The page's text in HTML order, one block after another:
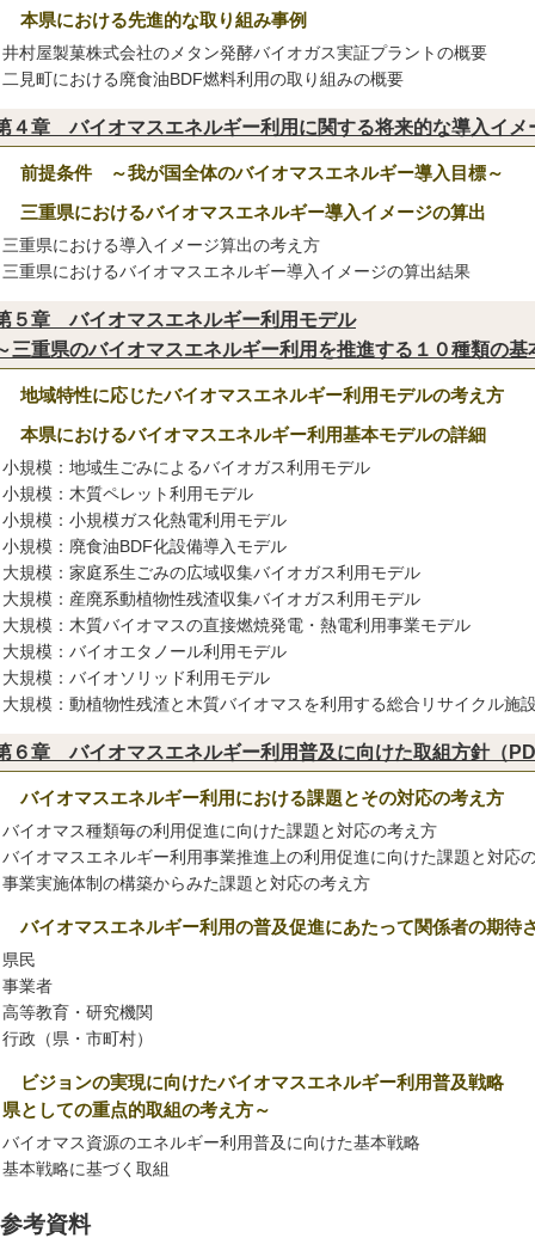
本県における先進的な取り組み事例
井村屋製菓株式会社のメタン発酵バイオガス実証プラントの概要
二見町における廃食油BDF燃料利用の取り組みの概要
４章 バイオマスエネルギー利用に関する将来的な導入イ
前提条件 ～我が国全体のバイオマスエネルギー導入目標～
三重県におけるバイオマスエネルギー導入イメージの算出
三重県における導入イメージ算出の考え方
三重県におけるバイオマスエネルギー導入イメージの算出結果
５章 バイオマスエネルギー利用モデル
三重県のバイオマスエネルギー利用を推進する１０種類の
地域特性に応じたバイオマスエネルギー利用モデルの考え方
本県におけるバイオマスエネルギー利用基本モデルの詳細
小規模：地域生ごみによるバイオガス利用モデル
小規模：木質ペレット利用モデル
小規模：小規模ガス化熱電利用モデル
小規模：廃食油BDF化設備導入モデル
大規模：家庭系生ごみの広域収集バイオガス利用モデル
大規模：産廃系動植物性残渣収集バイオガス利用モデル
大規模：木質バイオマスの直接燃焼発電・熱電利用事業モデル
大規模：バイオエタノール利用モデル
大規模：バイオソリッド利用モデル
大規模：動植物性残渣と木質バイオマスを利用する総合リサイクル施
６章 バイオマスエネルギー利用普及に向けた取組方針（
バイオマスエネルギー利用における課題とその対応の考え方
バイオマス種類毎の利用促進に向けた課題と対応の考え方
バイオマスエネルギー利用事業推進上の利用促進に向けた課題と対応
事業実施体制の構築からみた課題と対応の考え方
バイオマスエネルギー利用の普及促進にあたって関係者の期待
県民
事業者
高等教育・研究機関
行政（県・市町村）
ビジョンの実現に向けたバイオマスエネルギー利用普及戦略
としての重点的取組の考え方～
バイオマス資源のエネルギー利用普及に向けた基本戦略
基本戦略に基づく取組
考資料